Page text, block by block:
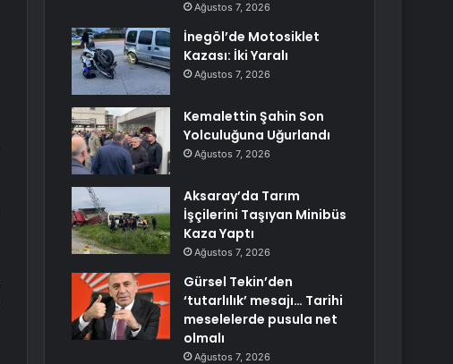
Ağustos 7, 2026
İnegöl’de Motosiklet
Kazası: İki Yaralı
Ağustos 7, 2026
Kemalettin Şahin Son
Yolculuğuna Uğurlandı
Ağustos 7, 2026
Aksaray’da Tarım
İşçilerini Taşıyan Minibüs
Kaza Yaptı
Ağustos 7, 2026
Gürsel Tekin’den
‘tutarlılık’ mesajı… Tarihi
meselelerde pusula net
olmalı
Ağustos 7, 2026